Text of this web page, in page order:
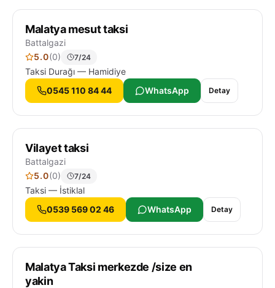
Malatya mesut taksi
Battalgazi
5.0(0) 7/24
Taksi Durağı — Hamidiye
0545 110 84 44
WhatsApp Detay
Vilayet taksi
Battalgazi
5.0(0) 7/24
Taksi — İstiklal
0539 569 02 46
WhatsApp Detay
Malatya Taksi merkezde /size en
yakin